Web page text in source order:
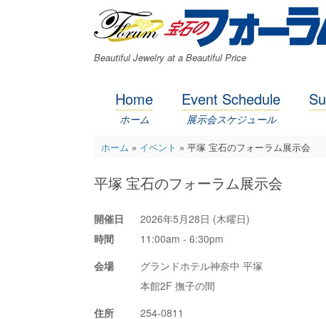
Beautiful Jewelry at a Beautiful Price
Home
ホーム
Event Schedule
展示会スケジュール
ホーム » イベント » 平塚 宝石のフォーラム展示会
平塚 宝石のフォーラム展示会
開催日
2026年5月28日 (木曜日)
時間
11:00am - 6:30pm
会場
グランドホテル神奈中 平塚
本館2F 撫子の間
住所
254-0811